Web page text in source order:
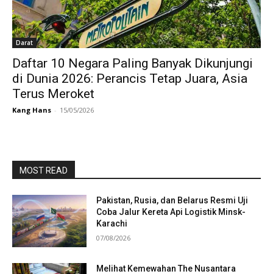
Darat
Daftar 10 Negara Paling Banyak Dikunjungi
di Dunia 2026: Perancis Tetap Juara, Asia
Terus Meroket
Kang Hans - 15/05/2026
MOST READ
Pakistan, Rusia, dan Belarus Resmi Uji
Coba Jalur Kereta Api Logistik Minsk-
Karachi
07/08/2026
Melihat Kemewahan The Nusantara